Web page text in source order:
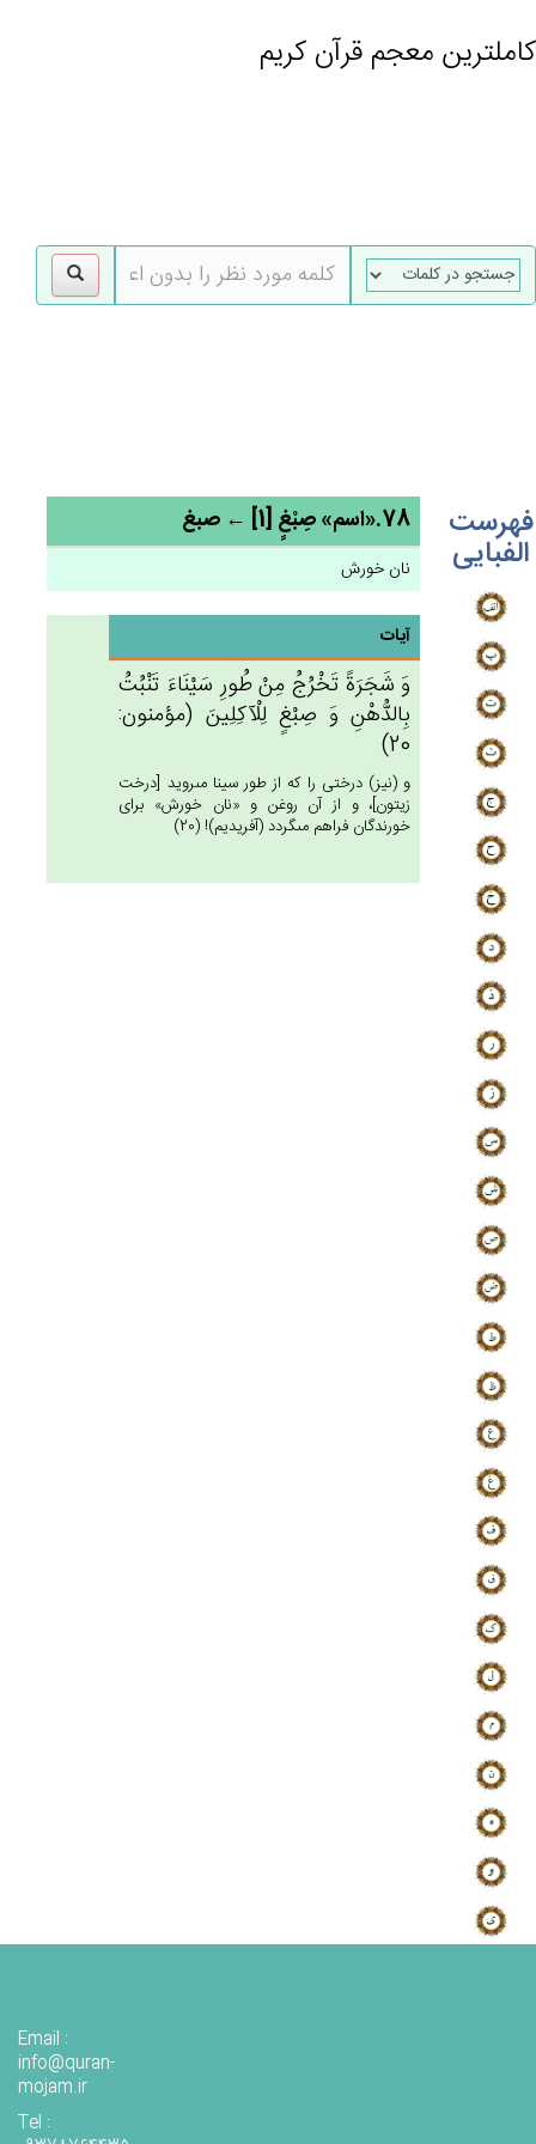
کاملترین معجم قرآن کریم
فهرست
الفبایی
78.«اسم» صِبْغ‌ٍ [1] ← صبغ
نان خورش
آیات
وَ شَجَرَة‌ً تَخْرُج‌ُ مِنْ‌ طُورِ سَيْنَاءَ تَنْبُت‌ُ
بِالدُّهْن‌ِ وَ صِبْغ‌ٍ لِلْآكِلِين‌َ (مؤمنون:
20)
و (نيز) درختى را كه از طور سينا مى‏رويد [درخت
زيتون‏]، و از آن روغن و «نان خورش» براى
خورندگان فراهم مى‏گردد (آفريديم)! (20)
Email :
info@quran-
mojam.ir
Tel :